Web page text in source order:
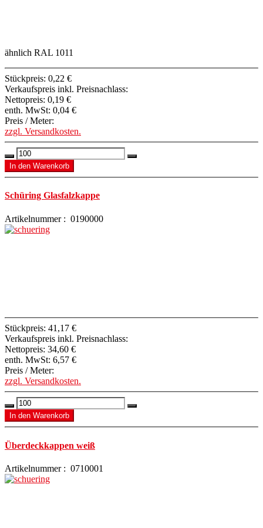
ähnlich RAL 1011
Stückpreis: 0,22 €
Verkaufspreis inkl. Preisnachlass:
Nettopreis: 0,19 €
enth. MwSt: 0,04 €
Preis / Meter:
zzgl. Versandkosten.
Schüring Glasfalzkappe
Artikelnummer : 0190000
Stückpreis: 41,17 €
Verkaufspreis inkl. Preisnachlass:
Nettopreis: 34,60 €
enth. MwSt: 6,57 €
Preis / Meter:
zzgl. Versandkosten.
Überdeckkappen weiß
Artikelnummer : 0710001